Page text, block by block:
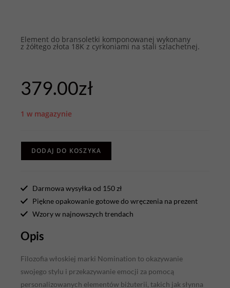
Element do bransoletki komponowanej wykonany
z żółtego złota 18K z cyrkoniami na stali szlachetnej.
379.00zł
1 w magazynie
DODAJ DO KOSZYKA
Darmowa wysyłka od 150 zł
Piękne opakowanie gotowe do wręczenia na prezent
Wzory w najnowszych trendach
Opis
Filozofia włoskiej marki Nomination to okazywanie
swojego stylu i przekazywanie emocji za pomocą
personalizowanych elementów biżuterii, takich jak słynna